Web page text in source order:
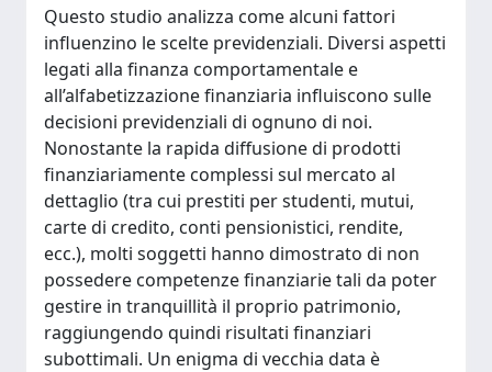
Questo studio analizza come alcuni fattori
influenzino le scelte previdenziali. Diversi aspetti
legati alla finanza comportamentale e
all’alfabetizzazione finanziaria influiscono sulle
decisioni previdenziali di ognuno di noi.
Nonostante la rapida diffusione di prodotti
finanziariamente complessi sul mercato al
dettaglio (tra cui prestiti per studenti, mutui,
carte di credito, conti pensionistici, rendite,
ecc.), molti soggetti hanno dimostrato di non
possedere competenze finanziarie tali da poter
gestire in tranquillità il proprio patrimonio,
raggiungendo quindi risultati finanziari
subottimali. Un enigma di vecchia data è